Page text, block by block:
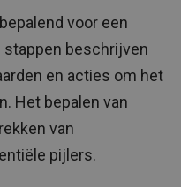
voor een
beschrijven
en acties om het
Het bepalen van
van
pijlers.